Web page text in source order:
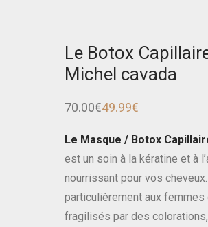
Le Botox
Michel cavada
70.00€
Le
était :
49.99€
Le
est :
Le Masque / Botox
est un soin à la kératine et à
nourrissant pour vos
particulièrement aux
fragilisés par des